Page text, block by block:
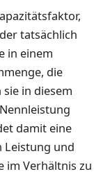
tatsächlich
in einem
die
in diesem
damit eine
Leistung und
im Verhältnis zu